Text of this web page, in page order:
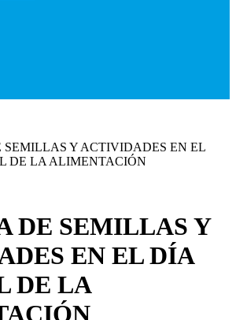
SEMILLAS Y ACTIVIDADES EN EL
DE LA ALIMENTACIÓN
DE SEMILLAS Y
EN EL DÍA
DE LA